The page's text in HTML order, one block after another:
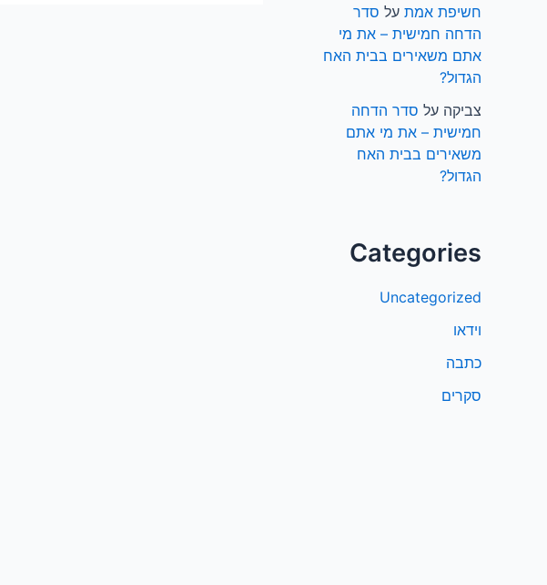
חשיפת אמת על סדר
הדחה חמישית – את מי
אתם משאירים בבית האח
הגדול?
צביקה על סדר הדחה
חמישית – את מי אתם
משאירים בבית האח
הגדול?
Categories
Uncategorized
וידאו
כתבה
סקרים